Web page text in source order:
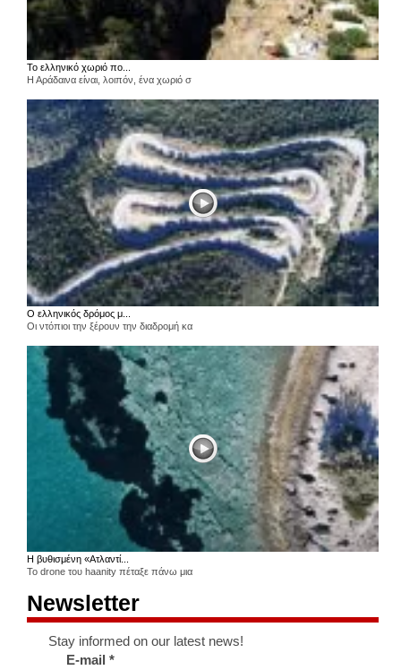
Το ελληνικό χωριό πο...
Η Αράδαινα είναι, λοιπόν, ένα χωριό σ
Ο ελληνικός δρόμος μ...
Οι ντόπιοι την ξέρουν την διαδρομή κα
Η βυθισμένη «Ατλαντί...
Το drone του haanity πέταξε πάνω μια
Newsletter
Stay informed on our latest news!
E-mail*